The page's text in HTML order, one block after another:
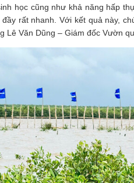
học cũng như khả năng hấp
rất nhanh. Với kết quả này,
Lê Văn Dũng – Giám đốc Vườn